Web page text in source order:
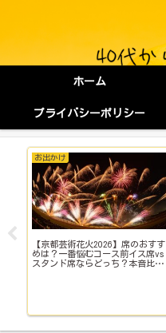
ホーム
プライバシーポリシー
お出かけ
【京都芸術花火2026】席のおすす
めは？一番悩むコース前イス席vs
スタンド席ならどっち？本音比